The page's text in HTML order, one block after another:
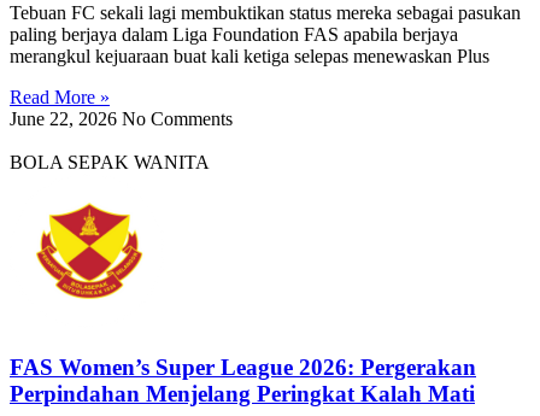
Tebuan FC sekali lagi membuktikan status mereka sebagai pasukan
paling berjaya dalam Liga Foundation FAS apabila berjaya
merangkul kejuaraan buat kali ketiga selepas menewaskan Plus
Read More »
June 22, 2026 No Comments
BOLA SEPAK WANITA
FAS Women’s Super League 2026: Pergerakan
Perpindahan Menjelang Peringkat Kalah Mati